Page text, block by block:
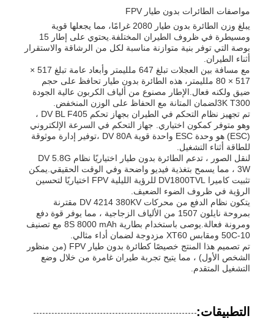
جولة في المصنع
ضبط الجودة
اتصل بنا
أخبار
القضايا
اطلب اقتباس
الطائرات بدون طيار الصناعية
رش الزراعة بدون طيار
مواصفات الطائرات بدون طيار FPV
يبلغ وزن الطائرة بدون طيار 2080 غرامًا، مما يجعلها قوية
ومسيطرة في ظروف الطيران المختلفة.يحتوي على إطار 15
بوصة التي توفر بنية متوازنة مناسبة لكل من الرشاقة والاستقرار
أثناء الطيران.
مع مسافة بين العجلات تبلغ 647 ملليمتر وأبعاد عامة تبلغ 517 ×
517 × 80 ملليمتر، هذه الطائرة بدون طيار تحافظ على حجم
ضيق ولكنه فعال.الإطار مصنوع من ألياف الكربون عالية الجودة
3K T300لضمان المتانة مع الحفاظ على الوزن المنخفض.
تم تجهيز نظام التحكم في الطيران بجهاز تحكم DV BL F405 ،
وهو متوفر كمكون اختياري. جهاز التحكم في السرعة الإلكتروني
(ESC) هو وحدة ESC واحدة قوية DV 80A ،توفير إدارة موثوقة
للطاقة أثناء التشغيل.
لنقل الصور ، تدعم الطائرة بدون طيار اختياريًا نظام DV 5.8G
3W ، مما يسمح بتغذية فيديو واضحة وفي الوقت الحقيقي.يمكن
تثبيت كاميرا DV1800TVL للرؤية الليلية FPV اختياريًا لتحسين
الرؤية في ظروف الضوء الضعيف.
يتكون نظام الدفع من محركات DV 4214 380KV مقترنة
بمروحة نايلون 1507 من الألياف الزجاجية ، مما يوفر قوة دفع
ومرونة فعالة.يوصى باستخدام بطارية 8S 8000 mAh مع تصنيف
10-50C ومقابس XT60 مزدوجة لضمان أداء مثالي.
تم تصميم هذا المنتج خصيصًا كطائرة بدون طيار FPV (من منظور
الشخص الأول) ، مما يتيح تجربة طيران غامرة من خلال وضع
التشغيل المتقدم.
التطبيقات: